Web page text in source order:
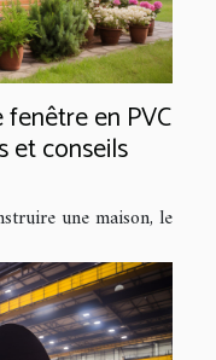
en PVC
et conseils
une maison, le